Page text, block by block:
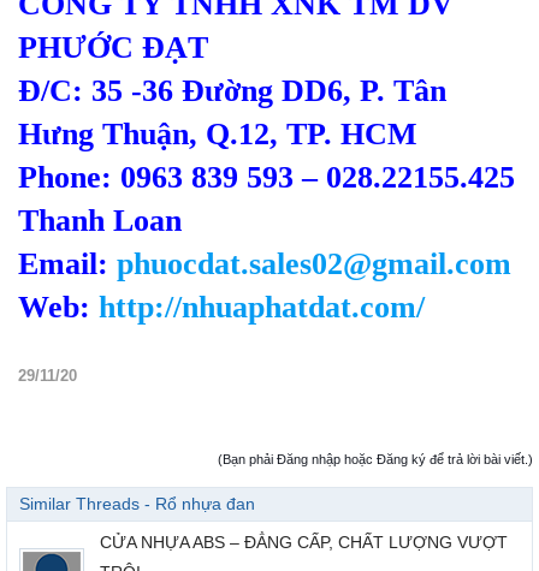
PHƯỚC ĐẠT
Đ/C: 35 -36 Đường DD6, P. Tân
Hưng Thuận, Q.12, TP. HCM
Phone: 0963 839 593 – 028.22155.425
Thanh Loan
Email: phuocdat.sales02@gmail.com
Web: http://nhuaphatdat.com/
29/11/20
(Bạn phải Đăng nhập hoặc Đăng ký để trả lời bài viết.)
Similar Threads - Rổ nhựa đan
CỬA NHỰA ABS – ĐẲNG CẤP, CHẤT LƯỢNG VƯỢT